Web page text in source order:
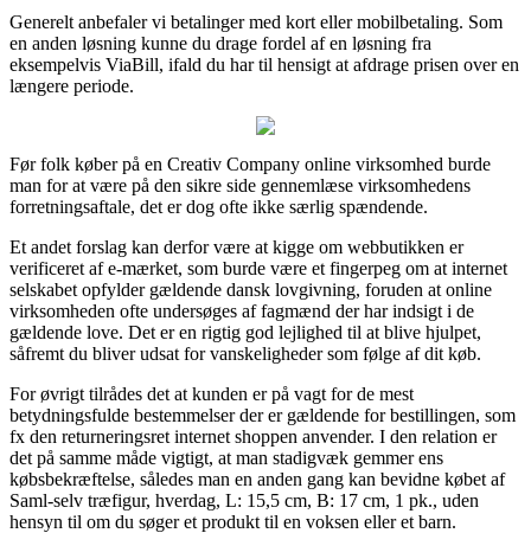
Generelt anbefaler vi betalinger med kort eller mobilbetaling. Som
en anden løsning kunne du drage fordel af en løsning fra
eksempelvis ViaBill, ifald du har til hensigt at afdrage prisen over en
længere periode.
Før folk køber på en Creativ Company online virksomhed burde
man for at være på den sikre side gennemlæse virksomhedens
forretningsaftale, det er dog ofte ikke særlig spændende.
Et andet forslag kan derfor være at kigge om webbutikken er
verificeret af e-mærket, som burde være et fingerpeg om at internet
selskabet opfylder gældende dansk lovgivning, foruden at online
virksomheden ofte undersøges af fagmænd der har indsigt i de
gældende love. Det er en rigtig god lejlighed til at blive hjulpet,
såfremt du bliver udsat for vanskeligheder som følge af dit køb.
For øvrigt tilrådes det at kunden er på vagt for de mest
betydningsfulde bestemmelser der er gældende for bestillingen, som
fx den returneringsret internet shoppen anvender. I den relation er
det på samme måde vigtigt, at man stadigvæk gemmer ens
købsbekræftelse, således man en anden gang kan bevidne købet af
Saml-selv træfigur, hverdag, L: 15,5 cm, B: 17 cm, 1 pk., uden
hensyn til om du søger et produkt til en voksen eller et barn.